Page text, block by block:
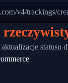
03-06
"BEIJING-
v4/trackings/
statusu